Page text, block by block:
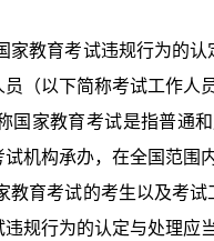
家教育考试违规行为的
（以下简称考试工作
国家教育考试是指普通
机构承办，在全国范围
教育考试的考生以及考
规行为的认定与处理应